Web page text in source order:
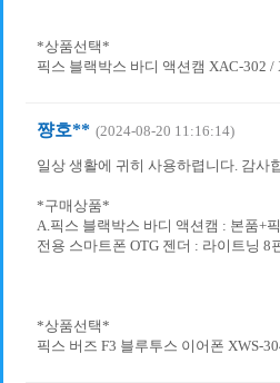
*상품선택*
픽스 블랙박스 바디 액션캠 XAC-302 /
쨩호** (2024-08-20 11:16:14)
일상 생활에 귀히 사용하렵니다. 감사
*구매상품*
A.픽스 블랙박스 바디 액션캠 : 본품+
전용 스마트폰 OTG 젠더 : 라이트닝 8
*상품선택*
픽스 버즈 F3 블루투스 이어폰 XWS-